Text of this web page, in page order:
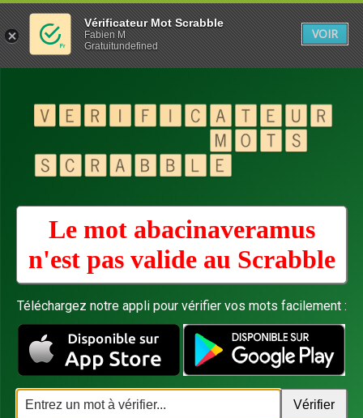
Le mot abacinaveramus
n'est pas valide au Scrabble
Téléchargez notre appli pour vérifier vos mots facilement :
Vérificateur Mot Scrabble
Fabien M
Gratuitundefined
VOIR